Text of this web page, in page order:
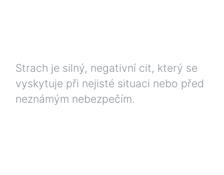
Strach je silný, negativní cit, který se
vyskytuje při nejisté situaci nebo před
neznámým nebezpečím.